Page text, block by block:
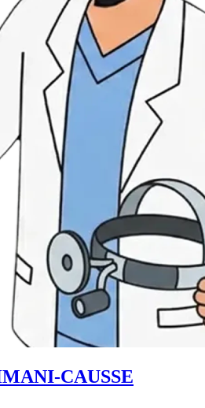
CAUSSE